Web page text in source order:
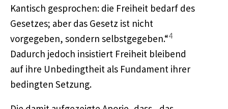
Kantisch gesprochen: die Freiheit bedarf des
Gesetzes; aber das Gesetz ist nicht
vorgegeben, sondern selbstgegeben.“4
Dadurch jedoch insistiert Freiheit bleibend
auf ihre Unbedingtheit als Fundament ihrer
bedingten Setzung.